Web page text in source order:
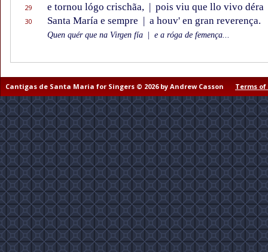
29 e tornou lógo crischãa, | pois viu que llo vivo déra
30 Santa María e sempre | a houv' en gran reverença.
Quen quér que na Virgen fía e a róga de femença...
Cantigas de Santa Maria for Singers © 2026 by Andrew Casson Terms of